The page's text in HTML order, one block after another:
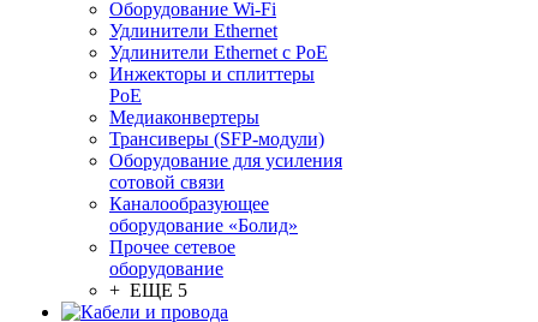
Оборудование Wi-Fi
Удлинители Ethernet
Удлинители Ethernet с PoE
Инжекторы и сплиттеры
PoE
Медиаконвертеры
Трансиверы (SFP-модули)
Оборудование для усиления
сотовой связи
Каналообразующее
оборудование «Болид»
Прочее сетевое
оборудование
+ ЕЩЕ 5